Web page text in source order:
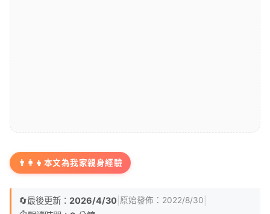
👨‍👩‍👧 本文為我家親身經驗
🔄最後更新： 2026/4/30 原始發佈： 2022/8/30